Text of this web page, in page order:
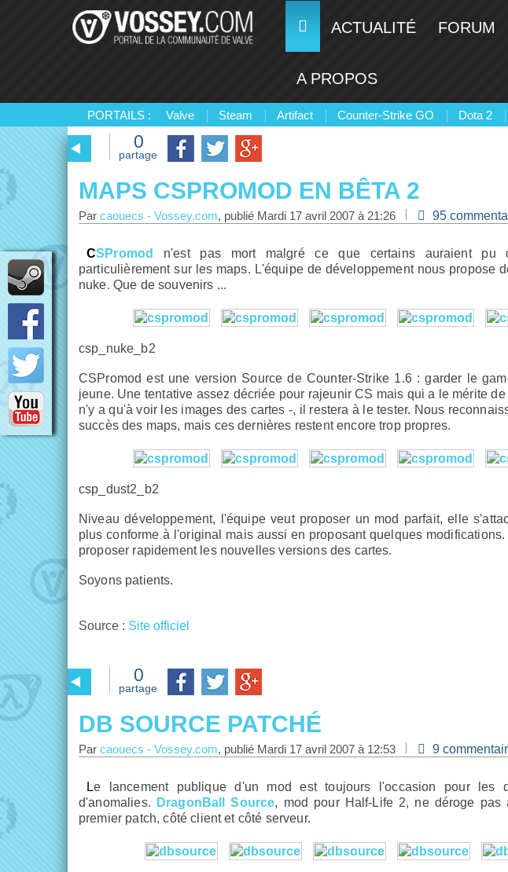
PORTAILS : Valve Steam Artifact Counter-Strike GO Dota 2
ACTUALITÉ FORUM
A PROPOS
0
partage
MAPS CSPROMOD EN BÊTA 2
Par caouecs - Vossey.com, publié Mardi 17 avril 2007 à 21:26 95
CSPromod
n'est pas mort malgré ce que certains auraient pu
particulièrement sur les maps. L'équipe de développement nous propose
nuke. Que de souvenirs ...
csp_nuke_b2
CSPromod est une version Source de Counter-Strike 1.6 : garder le
jeune. Une tentative assez décriée pour rajeunir CS mais qui a le mérite
n'y a qu'à voir les images des cartes -, il restera à le tester. Nous
succès des maps, mais ces dernières restent encore trop propres.
csp_dust2_b2
Niveau développement, l'équipe veut proposer un mod parfait, elle
plus conforme à l'original mais aussi en proposant quelques
proposer rapidement les nouvelles versions des cartes.
Soyons patients.
Source : Site officiel
0
partage
DB SOURCE PATCHÉ
Par caouecs - Vossey.com, publié Mardi 17 avril 2007 à 12:53 9
Le lancement publique d'un mod est toujours l'occasion pour les développeurs d'avoir des retours
d'anomalies.
DragonBall Source, mod pour Half-Life 2, ne déroge
premier patch, côté client et côté serveur.